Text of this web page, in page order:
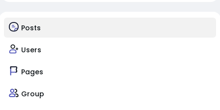
Posts
Users
Pages
Group